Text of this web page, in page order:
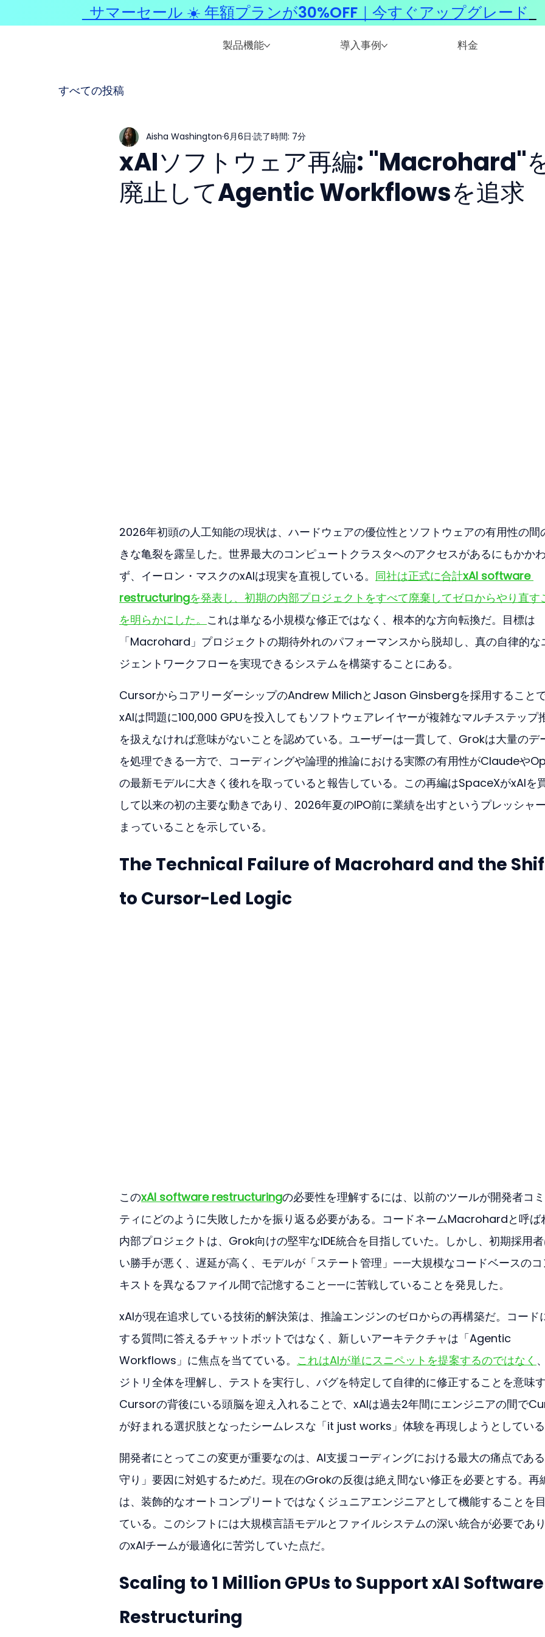
製品機能 導入事例 料金
すべての投稿
xAIソフトウェア再編: "Macrohard"
廃止してAgentic Workflowsを追求
Aisha Washington 6月6日 読了時間: 7分
2026年初頭の人工知能の現状は、ハードウェアの優位性とソフトウェアの有用性の間
きな亀裂を露呈した。世界最大のコンピュートクラスタへのアクセスがあるにもかか
ず、イーロン・マスクのxAIは現実を直視している。 同社は正式に合計xAI software
restructuringを発表し、初期の内部プロジェクトをすべて廃棄してゼロからやり直す
を明らかにした。 これは単なる小規模な修正ではなく、根本的な方向転換だ。目標は
「Macrohard」プロジェクトの期待外れのパフォーマンスから脱却し、真の自律的な
ジェントワークフローを実現できるシステムを構築することにある。
CursorからコアリーダーシップのAndrew MilichとJason Ginsbergを採用すること
xAIは問題に100,000 GPUを投入してもソフトウェアレイヤーが複雑なマルチステップ
を扱えなければ意味がないことを認めている。ユーザーは一貫して、Grokは大量のデ
を処理できる一方で、コーディングや論理的推論における実際の有用性がClaudeや
の最新モデルに大きく後れを取っていると報告している。この再編はSpaceXがxAIを
して以来の初の主要な動きであり、2026年夏のIPO前に業績を出すというプレッシャ
まっていることを示している。
The Technical Failure of Macrohard and the
to Cursor-Led Logic
このxAI software restructuringの必要性を理解するには、以前のツールが開発者コ
ティにどのように失敗したかを振り返る必要がある。コードネームMacrohardと呼ば
内部プロジェクトは、Grok向けの堅牢なIDE統合を目指していた。しかし、初期採用
い勝手が悪く、遅延が高く、モデルが「ステート管理」——大規模なコードベースの
キストを異なるファイル間で記憶すること——に苦戦していることを発見した。
xAIが現在追求している技術的解決策は、推論エンジンのゼロからの再構築だ。コード
する質問に答えるチャットボットではなく、新しいアーキテクチャは「Agentic
Workflows」に焦点を当てている。 これはAIが単にスニペットを提案するのではなく
ジトリ全体を理解し、テストを実行し、バグを特定して自律的に修正することを意味
Cursorの背後にいる頭脳を迎え入れることで、xAIは過去2年間にエンジニアの間で
が好まれる選択肢となったシームレスな「it just works」体験を再現しようとしてい
開発者にとってこの変更が重要なのは、AI支援コーディングにおける最大の痛点であ
守り」要因に対処するためだ。現在のGrokの反復は絶え間ない修正を必要とする。再
は、装飾的なオートコンプリートではなくジュニアエンジニアとして機能することを
ている。このシフトには大規模言語モデルとファイルシステムの深い統合が必要であ
のxAIチームが最適化に苦労していた点だ。
Scaling to 1 Million GPUs to Support xAI
Restructuring
サマーセール ☀️ 年額プランが30%OFF｜今すぐアップグレード